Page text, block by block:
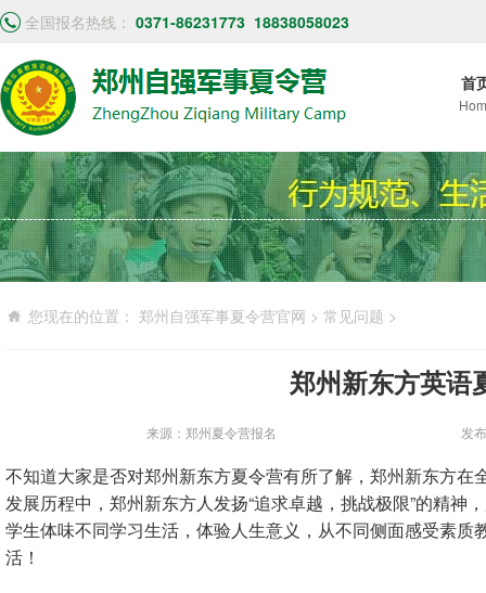
全国报名热线： 0371-86231773 18838058023
首
您现在的位置： 郑州自强军事夏令营官网 > 常见问题 >
郑州新东方英语
来源：郑州夏令营报名 发
不知道大家是否对郑州新东方夏令营有所了解，郑州新东方
发展历程中，郑州新东方人发扬“追求卓越，挑战极限”的精
学生体味不同学习生活，体验人生意义，从不同侧面感受素
活！